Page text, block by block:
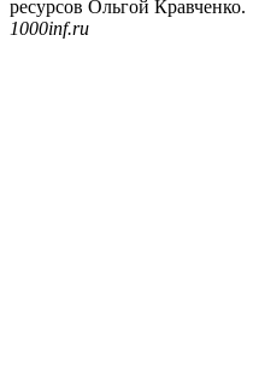
ресурсов Ольгой Кравченко.
1000inf.ru